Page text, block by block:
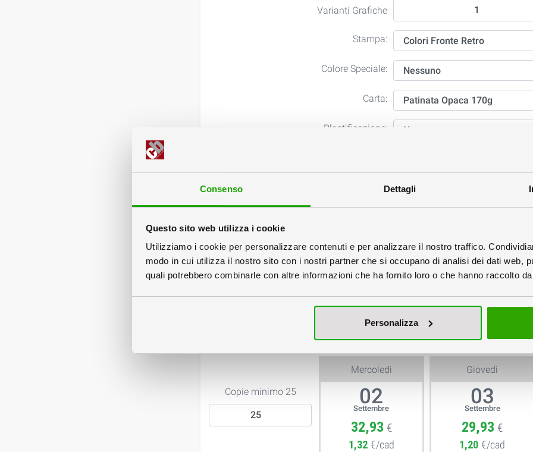
Consenso Dettagli
Questo sito web utilizza i cookie
Utilizziamo i cookie per personalizzare contenuti e per analizzare il nostro traffico.
modo in cui utilizza il nostro sito con i nostri partner che si occupano di analisi dei dati web,
quali potrebbero combinarle con altre informazioni che ha fornito loro o che hanno raccolto
Personalizza
Varianti Grafiche
Stampa:
Colore Speciale:
Carta:
Plastificazione:
1 Piega (Quartino) 2 Pieghe (Sestino) 2 Pieghe a Z
File:
Scegli la quantità e la data
Copie minimo 25
Mercoledì
02
Settembre
32,93 €
1,32 €/cad
Giovedì
03
Settembre
29,93 €
1,20 €/cad